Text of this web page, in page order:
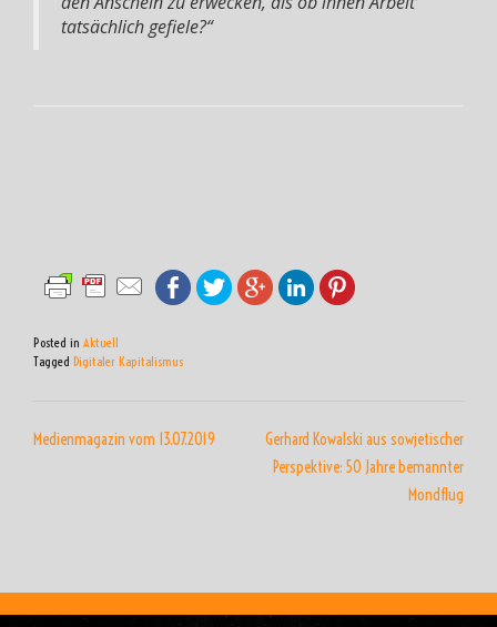
tatsächlich gefiele?“
Posted in Aktuell
Tagged Digitaler Kapitalismus
Medienmagazin vom 13.07.2019
Gerhard Kowalski aus sowjetischer
Perspektive: 50 Jahre bemannter
Mondflug